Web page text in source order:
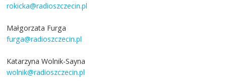
rokicka@radioszczecin.pl
Małgorzata Furga
furga@radioszczecin.pl
Katarzyna Wolnik-Sayna
wolnik@radioszczecin.pl